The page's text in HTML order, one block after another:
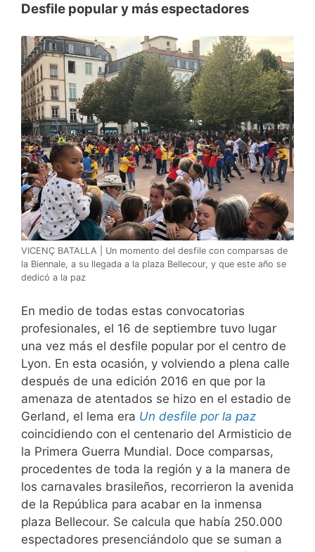
Desfile popular y más espectadores
VICENÇ BATALLA | Un momento del desfile con comparsas de
la Biennale, a su llegada a la plaza Bellecour, y que este año se
dedicó a la paz
En medio de todas estas convocatorias
profesionales, el 16 de septiembre tuvo lugar
una vez más el desfile popular por el centro de
Lyon. En esta ocasión, y volviendo a plena calle
después de una edición 2016 en que por la
amenaza de atentados se hizo en el estadio de
Gerland, el lema era Un desfile por la paz
coincidiendo con el centenario del Armisticio de
la Primera Guerra Mundial. Doce comparsas,
procedentes de toda la región y a la manera de
los carnavales brasileños, recorrieron la avenida
de la República para acabar en la inmensa
plaza Bellecour. Se calcula que había 250.000
espectadores presenciándolo que se suman a